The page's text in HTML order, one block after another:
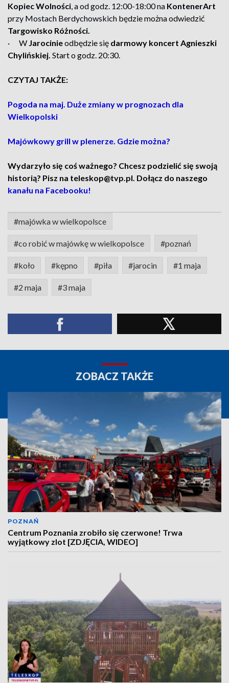
Kopiec Wolności, a od godz. 12:00-18:00 na KontenerArt
przy Mostach Berdychowskich będzie można odwiedzić
Targowisko Różności.
· W Jarocinieodbędzie się darmowy koncert Agnieszki
Chylińskiej. Start o godz. 20:30.
CZYTAJ TAKŻE:
Pogoda na maj. Duże zmiany w prognozach dla
Wielkopolski
Majówkowy grill w plenerze. Gdzie można?
Wydarzyło się coś ważnego? Chcesz podzielić się swoją
historią? Pisz na teleskop@tvp.pl. Dołącz do naszego
kanału na Facebooku!
#majówka w wielkopolsce
#co robić w majówkę w wielkopolsce #poznań
#koło #kępno #piła #jarocin #1 maja
#2 maja #3 maja
ZOBACZ TAKŻE
POZNAŃ
Centrum Poznania zrobiło się czerwone! Trwa
wyjątkowy zlot [ZDJĘCIA, WIDEO]